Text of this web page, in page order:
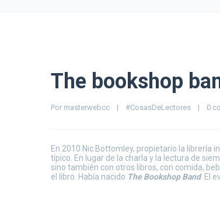
The bookshop
Por masterwebcc | #CosasDeLectores | 0
En 2010 Nic Bottomley, propietario la librería
típico. En lugar de la charla y la lectura de
sino también con otros libros, con comida,
el libro. Había nacido The Bookshop Band. El